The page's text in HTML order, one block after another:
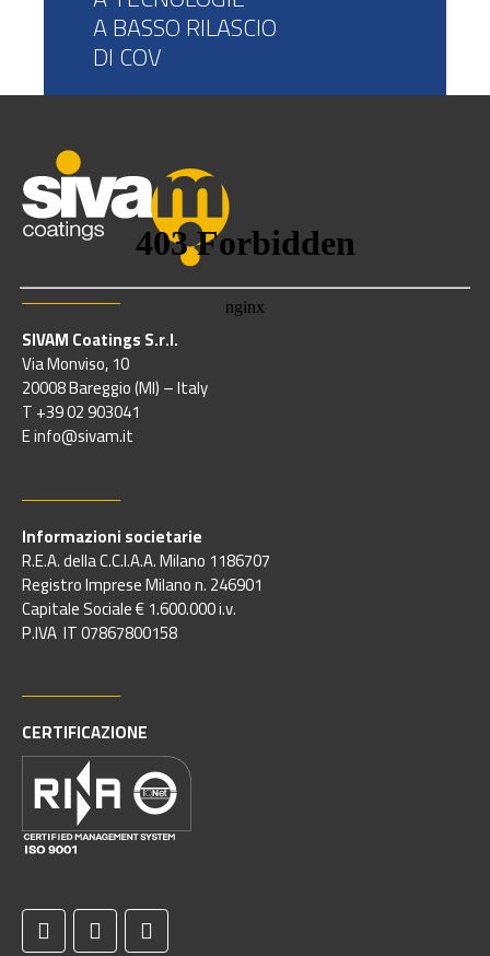
A BASSO RILASCIO
DI COV
SIVAM Coatings S.r.l.
Via Monviso, 10
20008 Bareggio (MI) – Italy
T +39 02 903041
E info@sivam.it
Informazioni societarie
R.E.A. della C.C.I.A.A. Milano 1186707
Registro Imprese Milano n. 246901
Capitale Sociale € 1.600.000 i.v.
P.IVA IT 07867800158
CERTIFICAZIONE